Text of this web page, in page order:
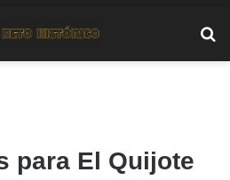
para El Quijote